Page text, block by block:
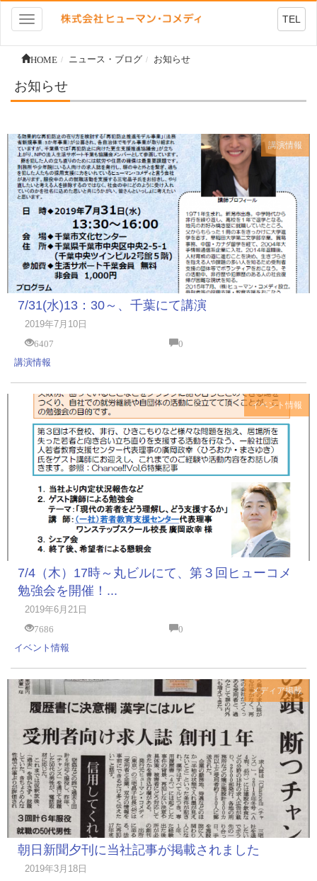
Toggle
navigation
TEL
HOME ニュース・ブログ お知らせ
お知らせ
講演情報
7/31(水)13：30～、千葉にて講演
2019年7月10日
6407
0
講演情報
イベント情報
7/4（木）17時～丸ビルにて、第３回ヒューコメ
勉強会を開催！...
2019年6月21日
7686
0
イベント情報
メディア掲載
朝日新聞夕刊に当社記事が掲載されました
2019年3月18日